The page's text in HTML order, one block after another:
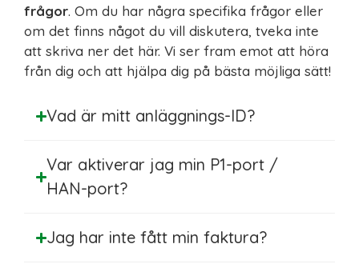
frågor. Om du har några specifika frågor eller
om det finns något du vill diskutera, tveka inte
att skriva ner det här. Vi ser fram emot att höra
från dig och att hjälpa dig på bästa möjliga sätt!
Vad är mitt anläggnings-ID?
Var aktiverar jag min P1-port /
HAN-port?
Jag har inte fått min faktura?